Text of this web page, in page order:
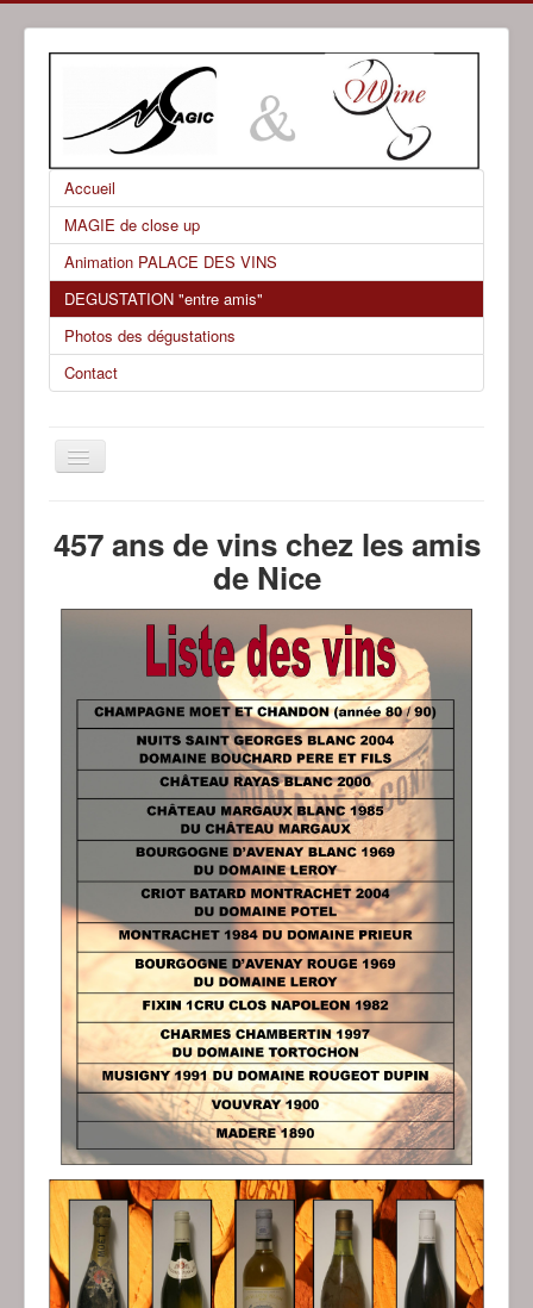
Accueil
MAGIE de close up
Animation PALACE DES VINS
DEGUSTATION "entre amis"
Photos des dégustations
Contact
Basculer
la
457 ans de vins chez les amis
de Nice